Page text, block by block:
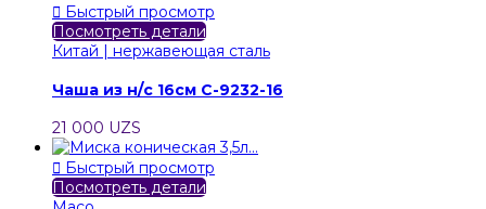
 Быстрый просмотр
Посмотреть детали
Китай | нержавеющая сталь
Чаша из н/с 16см C-9232-16
21 000 UZS
 Быстрый просмотр
Посмотреть детали